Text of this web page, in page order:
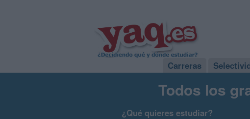
Carreras
Todos los
¿Qué quieres estudiar?